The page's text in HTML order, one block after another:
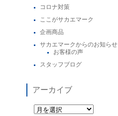
コロナ対策
ここがサカエマーク
企画商品
サカエマークからのお知らせ
お客様の声
スタッフブログ
アーカイブ